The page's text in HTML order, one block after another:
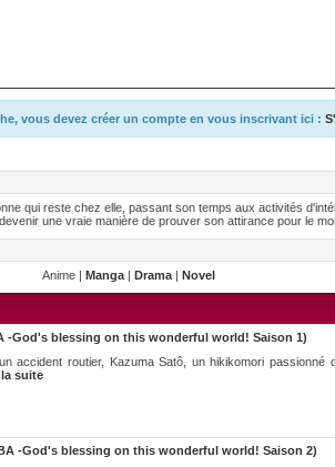
vous devez créer un compte en vous inscrivant ici :
qui reste chez elle, passant son temps aux activités
une vraie manière de prouver son attirance pour le
Anime | Manga | Drama | Novel
-God's blessing on this wonderful world! Saison 1)
accident routier, Kazuma Satô, un hikikomori passionné
suite
-God's blessing on this wonderful world! Saison 2)